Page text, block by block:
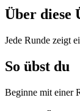
Über diese
Jede Runde zeigt
So übst du
Beginne mit einer